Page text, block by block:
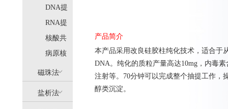
化
DNA提
取
RNA提
取
核酸共
提
(AllPure)
病原核
酸提取
磁珠法
(MagPure)
盐析法
产品简介
本产品采用改良硅胶柱纯化技术，适合于
DNA。纯化的质粒产量高达10mg，内毒
注射等。70分钟可以完成整个抽提工作，
醇类沉淀。